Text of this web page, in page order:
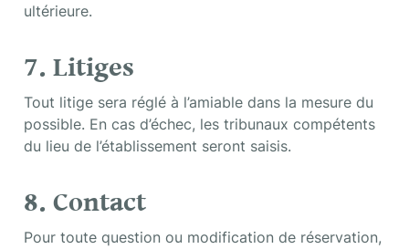
ultérieure.
7. Litiges
Tout litige sera réglé à l’amiable dans la mesure du
possible. En cas d’échec, les tribunaux compétents
du lieu de l’établissement seront saisis.
8. Contact
Pour toute question ou modification de réservation,